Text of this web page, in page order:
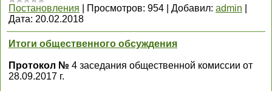
Постановления
Просмотров: 954 Добавил: admin
Дата: 20.02.2018
Итоги общественного обсуждения
Протокол № 4 заседания общественной комиссии от
28.09.2017 г.